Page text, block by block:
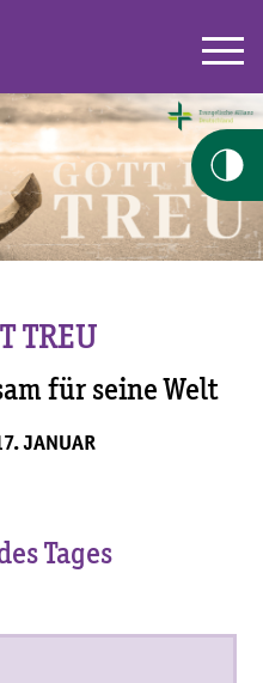
TREU
für seine Welt
JANUAR
Tages